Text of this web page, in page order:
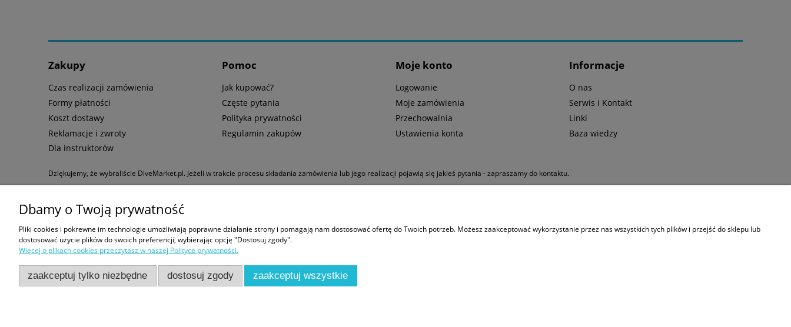
Zakupy
Czas realizacji zamówienia
Formy płatności
Koszt dostawy
Reklamacje i zwroty
Dla instruktorów
Pomoc
Jak kupować?
Częste pytania
Polityka prywatności
Regulamin zakupów
Moje konto
Logowanie
Moje zamówienia
Przechowalnia
Ustawienia konta
Informacje
O nas
Serwis i Kontakt
Linki
Baza wiedzy
Dziękujemy, że wybraliście DiveMarket.pl. Jeżeli w trakcie procesu składania zamówienia lub jego realizacji pojawią się jakieś pytania - zapraszamy do kontaktu.
Formy płatności:
Sklep nurkowy Warszawa | DiveMarket.pl | ul. Arrasowa 13, 01-981 Warszawa |
Dbamy o Twoją prywatność
Pliki cookies i pokrewne im technologie umożliwiają poprawne działanie strony i pomagają nam dostosować ofertę do Twoich potrzeb. Możesz zaakceptować wykorzystanie przez nas wszystkich tych plików i przejść do sklepu lub
dostosować użycie plików do swoich preferencji, wybierając opcję "Dostosuj zgody".
Więcej o plikach cookies przeczytasz w naszej Polityce prywatności.
zaakceptuj tylko niezbędne dostosuj zgody zaakceptuj wszystkie